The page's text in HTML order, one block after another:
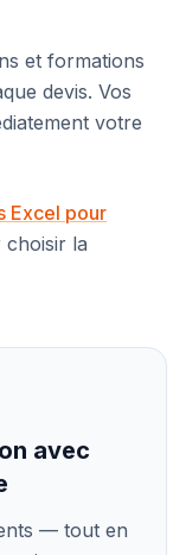
et formations
devis. Vos
votre
Excel pour
la
avec
— tout en